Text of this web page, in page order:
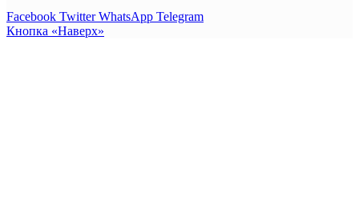
Facebook Twitter WhatsApp Telegram
Кнопка «Наверх»